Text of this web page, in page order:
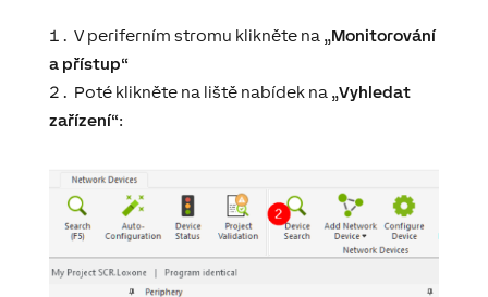
V periferním stromu klikněte na „Monitorování
a přístup“
Poté klikněte na liště nabídek na „Vyhledat
zařízení“: